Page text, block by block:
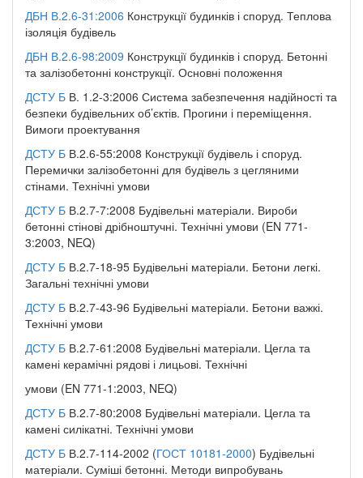
ДБН В.2.6-31:2006 Конструкції будинків і споруд. Теплова
ізоляція будівель
ДБН В.2.6-98:2009 Конструкції будинків і споруд. Бетонні
та залізобетонні конструкції. Основні положення
ДСТУ Б В. 1.2-3:2006 Система забезпечення надійності та
безпеки будівельних об’єктів. Прогини і переміщення.
Вимоги проектування
ДСТУ Б В.2.6-55:2008 Конструкції будівель і споруд.
Перемички залізобетонні для будівель з цегляними
стінами. Технічні умови
ДСТУ Б В.2.7-7:2008 Будівельні матеріали. Вироби
бетонні стінові дрібноштучні. Технічні умови (EN 771-
3:2003, NEQ)
ДСТУ Б В.2.7-18-95 Будівельні матеріали. Бетони легкі.
Загальні технічні умови
ДСТУ Б В.2.7-43-96 Будівельні матеріали. Бетони важкі.
Технічні умови
ДСТУ Б В.2.7-61:2008 Будівельні матеріали. Цегла та
камені керамічні рядові і лицьові. Технічні
умови (EN 771-1:2003, NEQ)
ДСТУ Б В.2.7-80:2008 Будівельні матеріали. Цегла та
камені силікатні. Технічні умови
ДСТУ Б В.2.7-114-2002 (ГОСТ 10181-2000) Будівельні
матеріали. Суміші бетонні. Методи випробувань